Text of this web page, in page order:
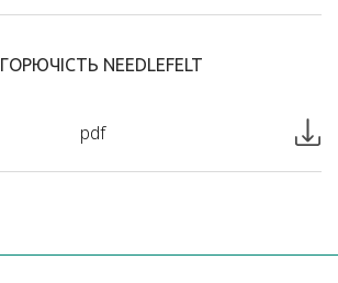
ГОРЮЧІСТЬ NEEDLEFELT
pdf